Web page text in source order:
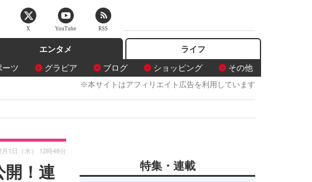
エンタメ
ーツ グラビア ブログ ショッピング その他
ライフ
※本サイトはアフィリエイト広告を利用しています
！連
月1日（水） 12時48分
特集・連載
X YouTube RSS